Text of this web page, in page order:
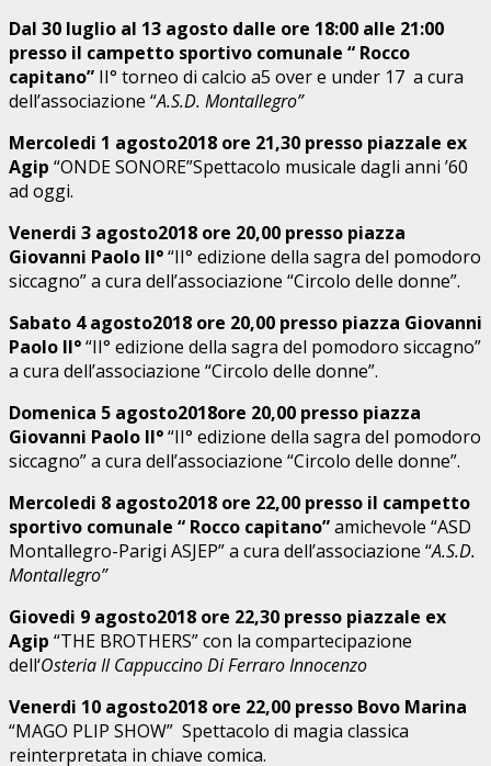
Dal 30 luglio al 13 agosto dalle ore 18:00 alle 21:00
presso il campetto sportivo comunale “ Rocco
capitano” II° torneo di calcio a5 over e under 17 a cura
dell’associazione “A.S.D. Montallegro”
Mercoledi 1 agosto2018 ore 21,30 presso piazzale ex
Agip “ONDE SONORE”Spettacolo musicale dagli anni ’60
ad oggi.
Venerdi 3 agosto2018 ore 20,00 presso piazza
Giovanni Paolo II°“II° edizione della sagra del pomodoro
siccagno” a cura dell’associazione “Circolo delle donne”.
Sabato 4 agosto2018 ore 20,00 presso piazza Giovanni
Paolo II°“II° edizione della sagra del pomodoro siccagno”
a cura dell’associazione “Circolo delle donne”.
Domenica 5 agosto2018ore 20,00 presso piazza
Giovanni Paolo II°“II° edizione della sagra del pomodoro
siccagno” a cura dell’associazione “Circolo delle donne”.
Mercoledi 8 agosto2018 ore 22,00 presso il campetto
sportivo comunale “ Rocco capitano”amichevole “ASD
Montallegro-Parigi ASJEP” a cura dell’associazione “A.S.D.
Montallegro”
Giovedi 9 agosto2018 ore 22,30 presso piazzale ex
Agip “THE BROTHERS” con la compartecipazione
dell‘Osteria Il Cappuccino Di Ferraro Innocenzo
Venerdi 10 agosto2018 ore 22,00 presso Bovo Marina
“MAGO PLIP SHOW” Spettacolo di magia classica
reinterpretata in chiave comica.